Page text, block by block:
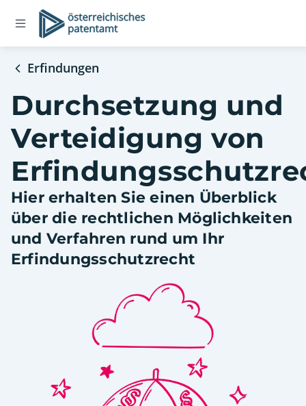
Open
navigation
Logo
Erfindungen
Durchsetzung und
Verteidigung von
Hier erhalten Sie einen Überblick
über die rechtlichen Möglichkeiten
und Verfahren rund um Ihr
Erfindungsschutzrecht